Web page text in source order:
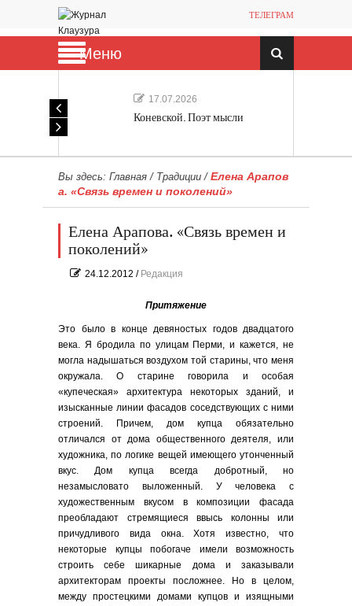
ТЕЛЕГРАМ
Меню
17.07.2026
Коневской. Поэт мысли
Вы здесь: Главная / Традиции / Елена Арапов
а. «Связь времен и поколений»
Елена Арапова. «Связь времен и
поколений»
24.12.2012 / Редакция
Притяжение
Это было в конце девяностых годов двадцатого
века. Я бродила по улицам Перми, и кажется, не
могла надышаться воздухом той старины, что меня
окружала. О старине говорила и особая
«купеческая» архитектура некоторых зданий, и
изысканные линии фасадов соседствующих с ними
строений. Причем, дом купца обязательно
отличался от дома общественного деятеля, или
художника, по логике вещей имеющего утонченный
вкус. Дом купца всегда добротный, но
незамысловато выложенный. У человека с
художественным вкусом в композиции фасада
преобладают стремящиеся ввысь колонны или
причудливого вида окна. Хотя известно, что
некоторые купцы побогаче имели возможность
строить себе шикарные дома и заказывали
архитекторам проекты посложнее. Но в целом,
между простецкими домами купцов и изящными